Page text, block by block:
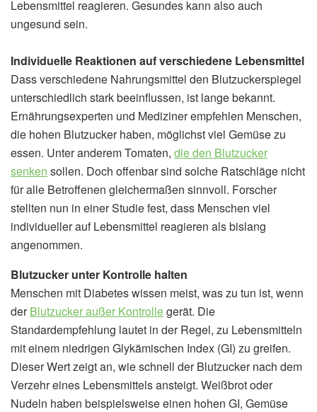
Lebensmittel reagieren. Gesundes kann also auch
ungesund sein.
Individuelle Reaktionen auf verschiedene Lebensmittel
Dass verschiedene Nahrungsmittel den Blutzuckerspiegel
unterschiedlich stark beeinflussen, ist lange bekannt.
Ernährungsexperten und Mediziner empfehlen Menschen,
die hohen Blutzucker haben, möglichst viel Gemüse zu
essen. Unter anderem Tomaten, die den Blutzucker
senken sollen. Doch offenbar sind solche Ratschläge nicht
für alle Betroffenen gleichermaßen sinnvoll. Forscher
stellten nun in einer Studie fest, dass Menschen viel
individueller auf Lebensmittel reagieren als bislang
angenommen.
Blutzucker unter Kontrolle halten
Menschen mit Diabetes wissen meist, was zu tun ist, wenn
derBlutzucker außer Kontrollegerät. Die
Standardempfehlung lautet in der Regel, zu Lebensmitteln
mit einem niedrigen Glykämischen Index (GI) zu greifen.
Dieser Wert zeigt an, wie schnell der Blutzucker nach dem
Verzehr eines Lebensmittels ansteigt. Weißbrot oder
Nudeln haben beispielsweise einen hohen GI, Gemüse